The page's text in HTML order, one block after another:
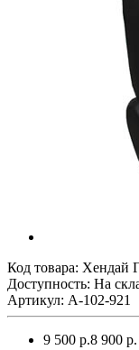
Код товара: Хендай
Доступность: На
Артикул: A-102-921
9 500 р.8 900 р.